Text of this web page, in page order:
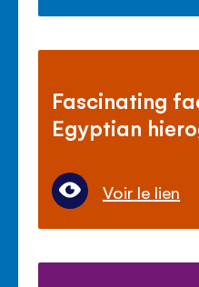
Fascinating
Egyptian
Voir le lien